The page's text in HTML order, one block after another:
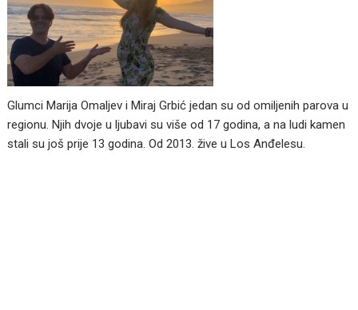
Glumci Marija Omaljev i Miraj Grbić jedan su od omiljenih parova u
regionu. Njih dvoje u ljubavi su više od 17 godina, a na ludi kamen
stali su još prije 13 godina. Od 2013. žive u Los Anđelesu.